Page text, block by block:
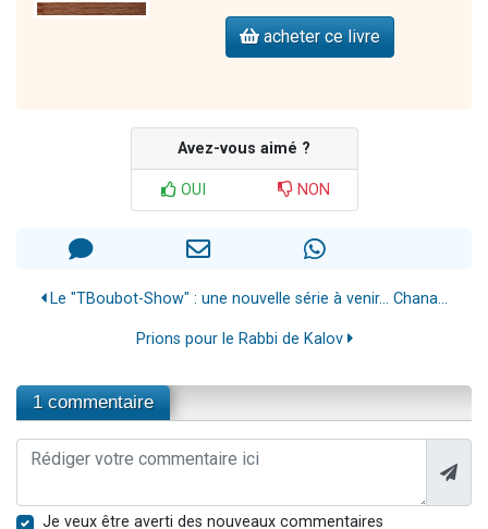
acheter ce livre
Avez-vous aimé ?
OUI NON
Le "TBoubot-Show" : une nouvelle série à venir... Chana...
Prions pour le Rabbi de Kalov
1 commentaire
Je veux être averti des nouveaux commentaires